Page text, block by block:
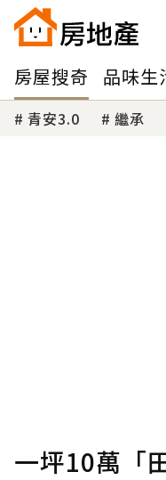
房屋搜奇 品味生
青安3.0 繼承
一坪10萬「